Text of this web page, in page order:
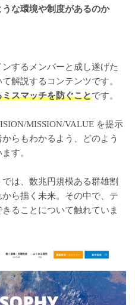
うな環境や制度があるのか
するメンバーと成し遂げた
解説するコンテンツです。
スマッチを防ぐこと​です。
MISSION/VALUE を提示
らもわかるよう、どのよう
す。
は、数兆円規模ある群雄割
ら描く未来。その中で、テ
ることについて触れていま